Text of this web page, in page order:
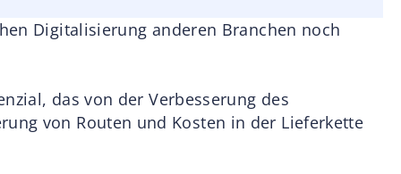
Digitalisierung anderen Branchen noch
das von der Verbesserung des
von Routen und Kosten in der Lieferkette